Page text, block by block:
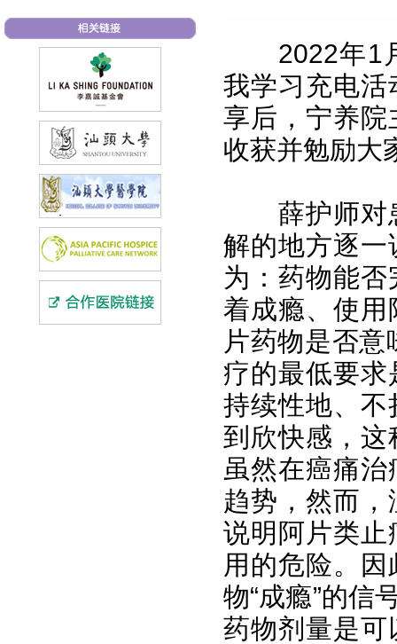
2022年1
我学习充电
享后，宁养
收获并勉励大
薛护师对
解的地方逐一
为 ：药物能
着成瘾、使
片药物是否
疗的最低要
持续性地、
到欣快感，
虽然在癌痛
趋势，然而
说明阿片类
用的危险。
物“成瘾”的信
药物剂量是